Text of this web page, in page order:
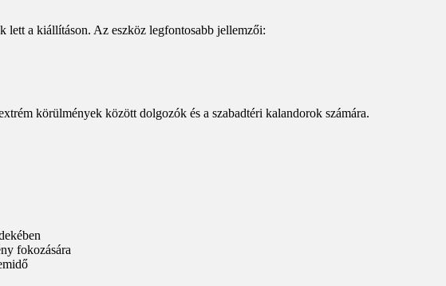
lett a kiállításon. Az eszköz legfontosabb jellemzői:
körülmények között dolgozók és a szabadtéri kalandorok számára.
fokozására